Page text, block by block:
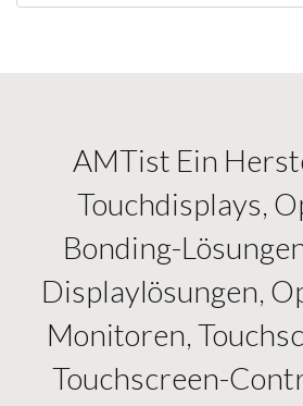
AMTist Ein
Touchdisplays,
Bonding-
Displaylösungen,
Monitoren,
Touchscreen-